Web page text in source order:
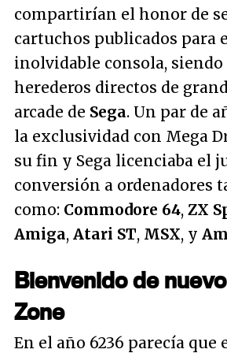
compartirían el honor de
cartuchos publicados para
inolvidable consola, siendo
herederos directos de
arcade de Sega. Un par de
la exclusividad con Mega
su fin y Sega licenciaba el
conversión a ordenadores
como: Commodore 64, ZX
Amiga, Atari ST, MSX, y
Bienvenido de
Zone
En el año 6236 parecía que